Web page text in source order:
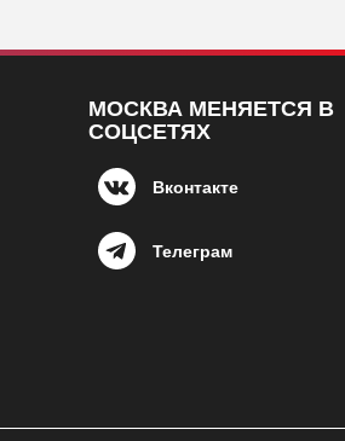
МОСКВА МЕНЯЕТСЯ В
СОЦСЕТЯХ
Вконтакте
Телеграм